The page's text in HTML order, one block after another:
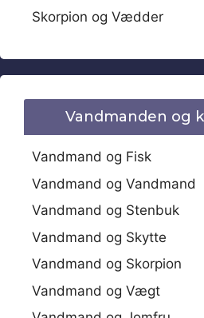
Skorpion og Vædder
Vandmanden og
Vandmand og Fisk
Vandmand og Vandmand
Vandmand og Stenbuk
Vandmand og Skytte
Vandmand og Skorpion
Vandmand og Vægt